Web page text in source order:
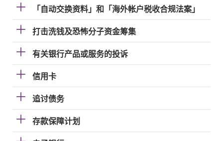
「自动交换资料」和「海外帐户税收合规法案」
打击洗钱及恐怖分子资金筹集
有关银行产品或服务的投诉
信用卡
追讨债务
存款保障计划